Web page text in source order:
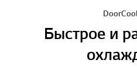
Быстрое и